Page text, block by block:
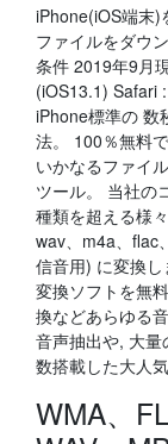
iPhone(iOS端末)
ファイルをダウ
条件 2019年9月
(iOS13.1) Safari
iPhone標準の 数
法。 100％無料
いかなるファイ
ツール。 当社の
種類を超える様
wav、m4a、flac
信音用) に変換
変換ソフトを無
換などあらゆる
音声抽出や, 大
数搭載した大人
WMA、